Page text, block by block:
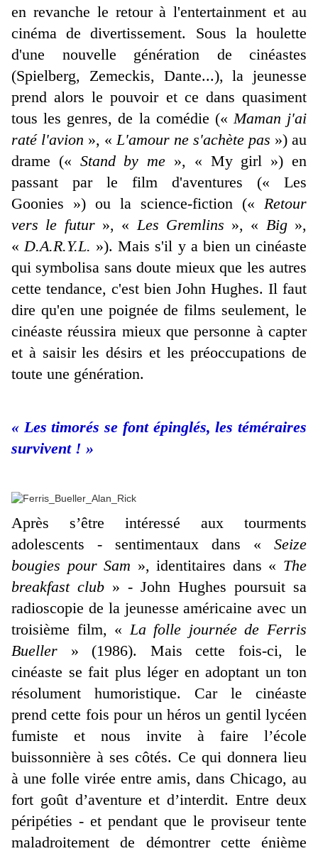
en revanche le retour à l'entertainment et au
cinéma de divertissement. Sous la houlette
d'une nouvelle génération de cinéastes
(Spielberg, Zemeckis, Dante...), la jeunesse
prend alors le pouvoir et ce dans quasiment
tous les genres, de la comédie (« Maman j'ai
raté l'avion », « L'amour ne s'achète pas ») au
drame (« Stand by me », « My girl ») en
passant par le film d'aventures (« Les
Goonies ») ou la science-fiction (« Retour
vers le futur», « Les Gremlins », « Big »,
« D.A.R.Y.L. »). Mais s'il y a bien un cinéaste
qui symbolisa sans doute mieux que les autres
cette tendance, c'est bien John Hughes. Il faut
dire qu'en une poignée de films seulement, le
cinéaste réussira mieux que personne à capter
et à saisir les désirs et les préoccupations de
toute une génération.
« Les timorés se font épinglés, les téméraires
survivent ! »
Après s’être intéressé aux tourments
adolescents - sentimentaux dans « Seize
bougies pour Sam », identitaires dans « The
breakfast club » - John Hughes poursuit sa
radioscopie de la jeunesse américaine avec un
troisième film, «La folle journée de Ferris
Bueller » (1986). Mais cette fois-ci, le
cinéaste se fait plus léger en adoptant un ton
résolument humoristique. Car le cinéaste
prend cette fois pour un héros un gentil lycéen
fumiste et nous invite à faire l’école
buissonnière à ses côtés. Ce qui donnera lieu
à une folle virée entre amis, dans Chicago, au
fort goût d’aventure et d’interdit. Entre deux
péripéties - et pendant que le proviseur tente
maladroitement de démontrer cette énième